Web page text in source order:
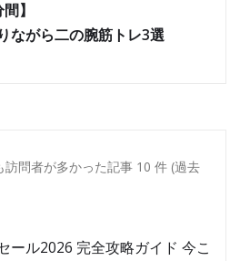
】
ながら二の腕筋トレ3選
訪問者が多かった記事 10 件 (過去
ール2026 完全攻略ガイド 今こ